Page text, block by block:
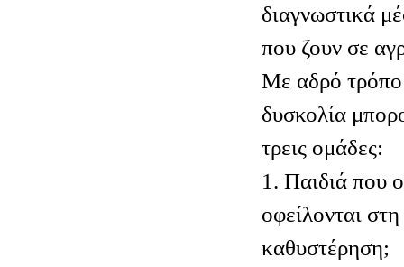
διαγνωστικά
που ζουν σε
Με αδρό τρόπο
δυσκολία
τρεις ομάδες:
1. Παιδιά που
οφείλονται
καθυστέρηση;